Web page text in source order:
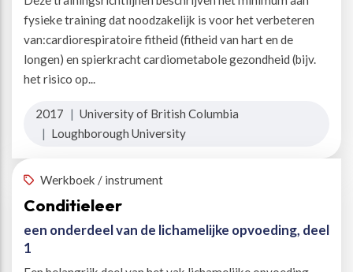
fysieke training dat noodzakelijk is voor het verbeteren
van:cardiorespiratoire fitheid (fitheid van hart en de
longen) en spierkracht cardiometabole gezondheid (bijv.
het risico op...
2017 | University of British Columbia
| Loughborough University
Werkboek / instrument
Conditieleer
een onderdeel van de lichamelijke opvoeding, deel
1